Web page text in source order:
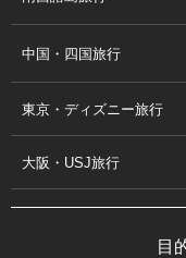
中国・四国旅行
東京・ディズニー旅行
大阪・USJ旅行
目